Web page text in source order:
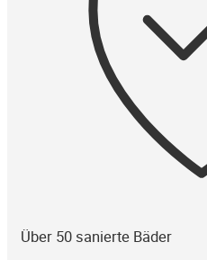
Über 50 sanierte Bäder